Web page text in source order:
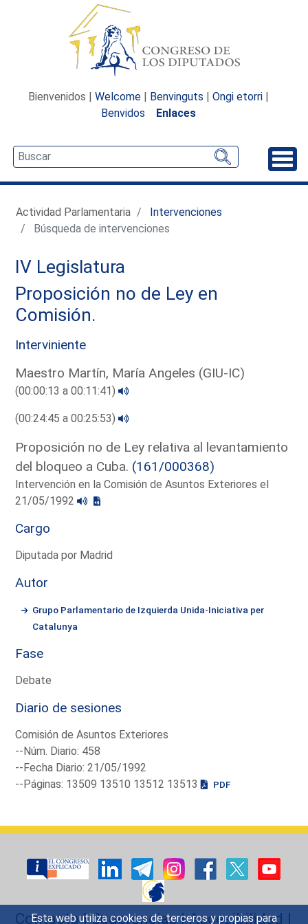
Esta web utiliza cookies de terceros y propias para
Bienvenidos | Welcome | Benvinguts | Ongi etorri |
Benvidos
Enlaces
Actividad Parlamentaria
Intervenciones
Búsqueda de intervenciones
IV Legislatura
Proposición no de Ley en
Comisión.
Interviniente
Maestro Martín, María Angeles (GIU-IC)
(00:00:13 a 00:11:41)
(00:24:45 a 00:25:53)
Proposición no de Ley relativa al levantamiento
del bloqueo a Cuba. (161/000368)
Intervención en la Comisión de Asuntos Exteriores el
21/05/1992
Cargo
Diputada por Madrid
Autor
Grupo Parlamentario de Izquierda Unida-Iniciativa per
Catalunya
Fase
Debate
Diario de sesiones
Comisión de Asuntos Exteriores
--Núm. Diario: 458
--Fecha Diario: 21/05/1992
--Páginas: 13509 13510 13512 13513
PDF
Contacto|Sugerencias|Accesibilidad |